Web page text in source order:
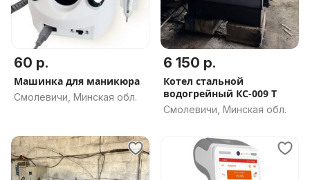
60 р.
Машинка для маникюра
Смолевичи, Минская обл.
6 150 р.
Котел стальной
водогрейный КС-009 Т
Смолевичи, Минская обл.